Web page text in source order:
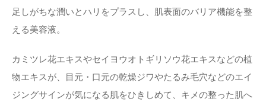
足しがちな潤いとハリをプラスし、肌表面のバリア機能を整
える美容液。
カミツレ花エキスやセイヨウオトギリソウ花エキスなどの植
物エキスが、目元・口元の乾燥ジワやたるみ毛穴などのエイ
ジングサインが気になる肌をひきしめて、キメの整った肌へ